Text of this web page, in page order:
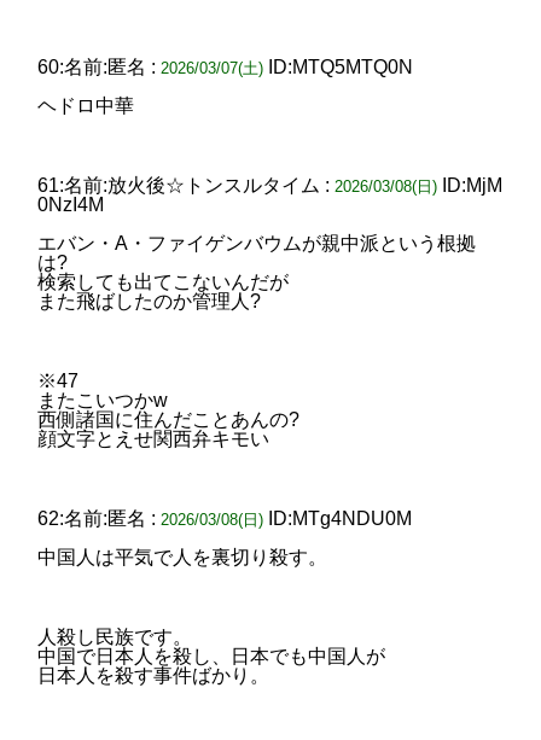
60:名前:匿名 : 2026/03/07(土)
ID:MTQ5MTQ0N
ヘドロ中華
61:名前:放火後☆トンスルタイム : 2026/03/08(日)
ID:MjM
0NzI4M
エバン・A・ファイゲンバウムが親中派という根拠
は?
検索しても出てこないんだが
また飛ばしたのか管理人?
※47
またこいつかw
西側諸国に住んだことあんの?
顔文字とえせ関西弁キモい
62:名前:匿名 : 2026/03/08(日)
ID:MTg4NDU0M
中国人は平気で人を裏切り殺す。
人殺し民族です。
中国で日本人を殺し、日本でも中国人が
日本人を殺す事件ばかり。